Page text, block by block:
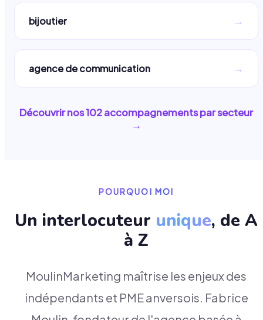
bijoutier →
agence de communication →
Découvrir nos102accompagnements par secteur
→
POURQUOI MOI
Un interlocuteur unique, de A
à Z
MoulinMarketing maîtrise les enjeux des
indépendants et PME anversois. Fabrice